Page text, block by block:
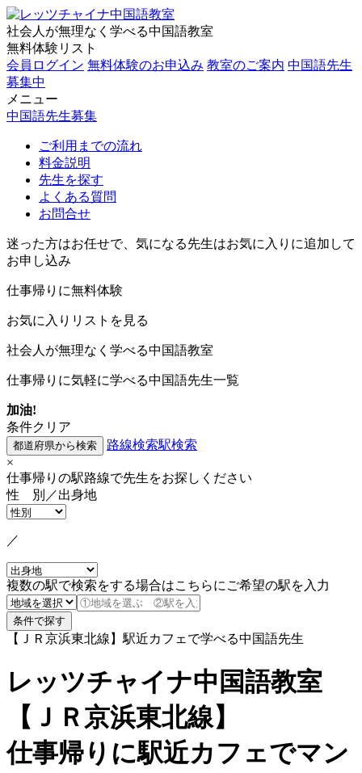
社会人が無理なく学べる中国語教室
無料体験リスト
会員ログイン 無料体験のお申込み 教室のご案内 中国語先生
募集中
メニュー
中国語先生募集
ご利用までの流れ
料金説明
先生を探す
よくある質問
お問合せ
迷った方はお任せで、気になる先生はお気に入りに追加して
お申し込み
仕事帰りに無料体験
お気に入りリストを見る
社会人が無理なく学べる中国語教室
仕事帰りに気軽に学べる中国語先生一覧
加油!
条件クリア
路線検索駅検索
×
仕事帰りの駅路線で先生をお探しください
性 別／出身地
／
複数の駅で検索をする場合はこちらにご希望の駅を入力
【ＪＲ京浜東北線】駅近カフェで学べる中国語先生
レッツチャイナ中国語教室
【ＪＲ京浜東北線】
仕事帰りに駅近カフェでマン